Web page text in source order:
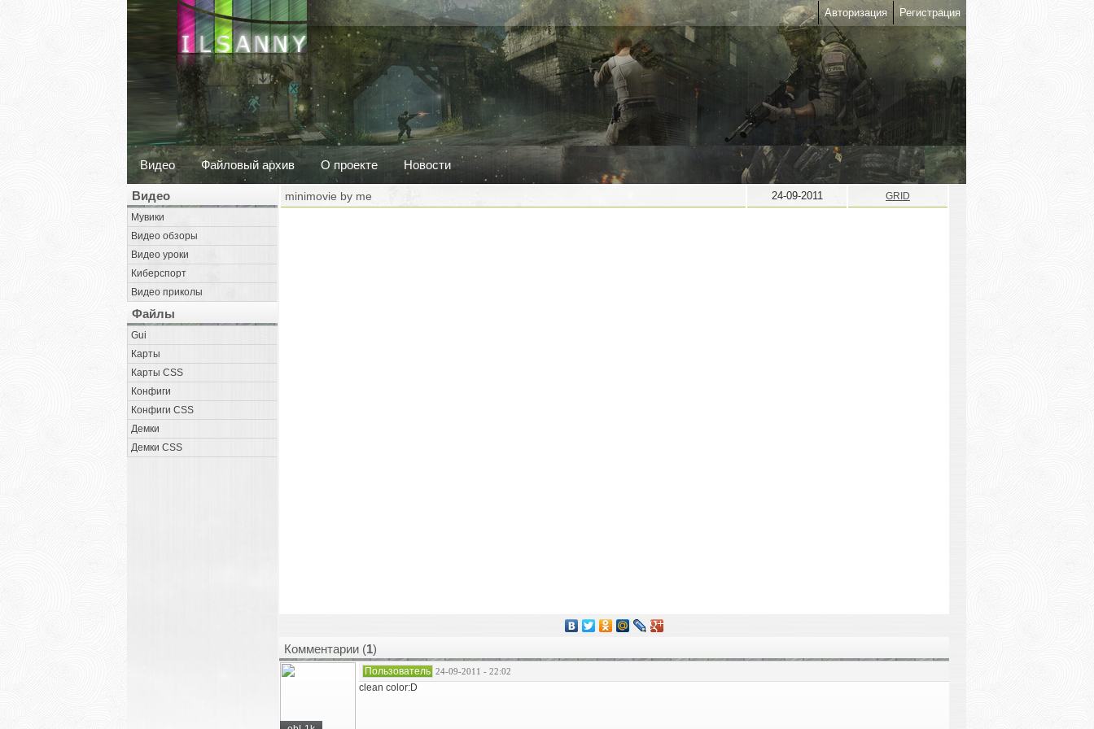
Авторизация Регистрация
Видео Файловый архив О проекте Новости
Видео
Мувики
Видео обзоры
Видео уроки
Киберспорт
Видео приколы
Файлы
Gui
Карты
Карты CSS
Конфиги
Конфиги CSS
Демки
Демки CSS
minimovie by me 24-09-2011 GRID
Комментарии (1)
Пользователь 24-09-2011 - 22:02
clean color:D